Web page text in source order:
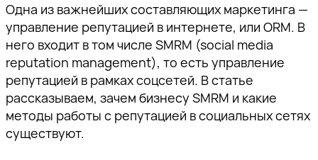
Одна из важнейших составляющих маркетинга —
управление репутацией в интернете, или ORM. В
него входит в том числе SMRM (social media
reputation management), то есть управление
репутацией в рамках соцсетей. В статье
рассказываем, зачем бизнесу SMRM и какие
методы работы с репутацией в социальных сетях
существуют.